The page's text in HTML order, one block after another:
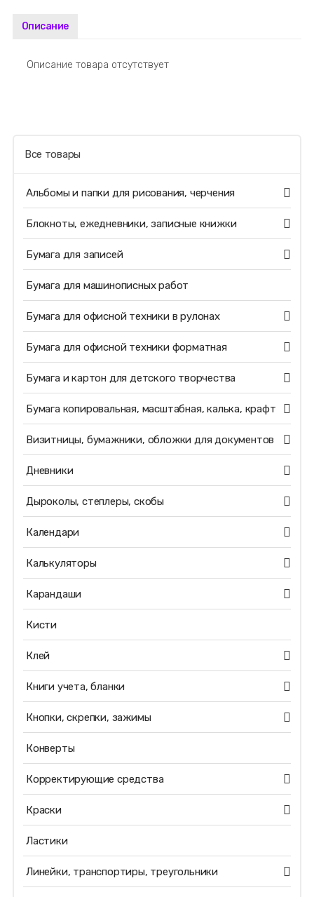
Описание
Описание товара отсутствует
Все товары
Альбомы и папки для рисования, черчения
Блокноты, ежедневники, записные книжки
Бумага для записей
Бумага для машинописных работ
Бумага для офисной техники в рулонах
Бумага для офисной техники форматная
Бумага и картон для детского творчества
Бумага копировальная, масштабная, калька, крафт
Визитницы, бумажники, обложки для документов
Дневники
Дыроколы, степлеры, скобы
Календари
Калькуляторы
Карандаши
Кисти
Клей
Книги учета, бланки
Кнопки, скрепки, зажимы
Конверты
Корректирующие средства
Краски
Ластики
Линейки, транспортиры, треугольники